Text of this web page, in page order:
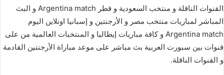
القنوات الناقلة و منتخب السعودية و قطر Argentina match و البث
المباشر لمباريات منتخب مصر و الأرجنتين و إسبانيا اونلاين اليوم
Argentina match و كافة مباريات إيطاليا و المنتخبات العالمية من على
قنوات بين سبورت العربية بث مباشر على موعد مباراة الأرجنتين القادمة
و القنوات الناقلة.